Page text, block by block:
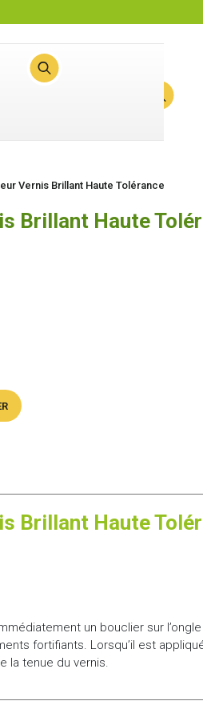
Vernis Brillant Haute Tolérance
Brillant Haute
Brillant Haute
un bouclier sur
fortifiants. Lorsqu’il est
la tenue du vernis.